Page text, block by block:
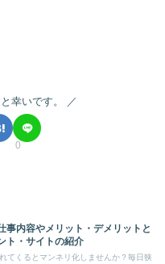
幸いです。
0
事内容やメリット・デメリットと
ト・サイトの紹介
てくるとマンネリ化しませんか？毎日狭